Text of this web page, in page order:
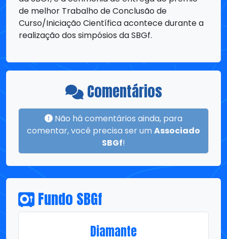
comentar, você precisa ser umAssociado
SBGf!
Fundo SBGf
Diamante